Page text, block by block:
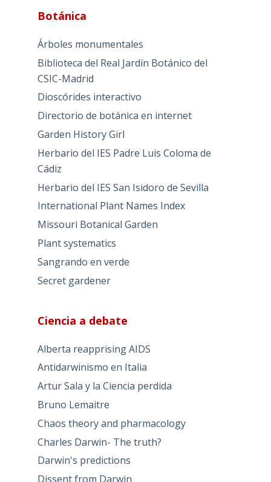
Botánica
Árboles monumentales
Biblioteca del Real Jardín Botánico del
CSIC-Madrid
Dioscórides interactivo
Directorio de botánica en internet
Garden History Girl
Herbario del IES Padre Luis Coloma de
Cádiz
Herbario del IES San Isidoro de Sevilla
International Plant Names Index
Missouri Botanical Garden
Plant systematics
Sangrando en verde
Secret gardener
Ciencia a debate
Alberta reapprising AIDS
Antidarwinismo en Italia
Artur Sala y la Ciencia perdida
Bruno Lemaitre
Chaos theory and pharmacology
Charles Darwin- The truth?
Darwin's predictions
Dissent from Darwin